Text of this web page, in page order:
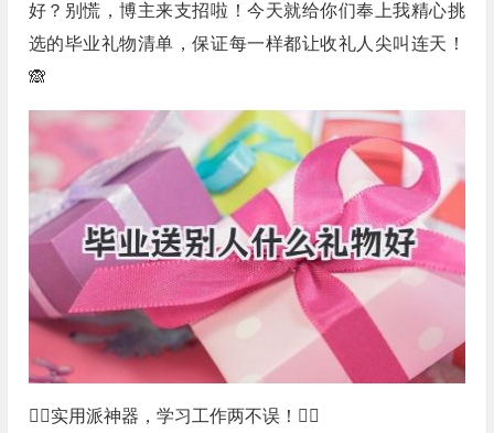
好？别慌，博主来支招啦！今天就给你们奉上我精心挑
选的毕业礼物清单，保证每一样都让收礼人尖叫连天！
🙈
❤️‍🔥实用派神器，学习工作两不误！❤️‍🔥